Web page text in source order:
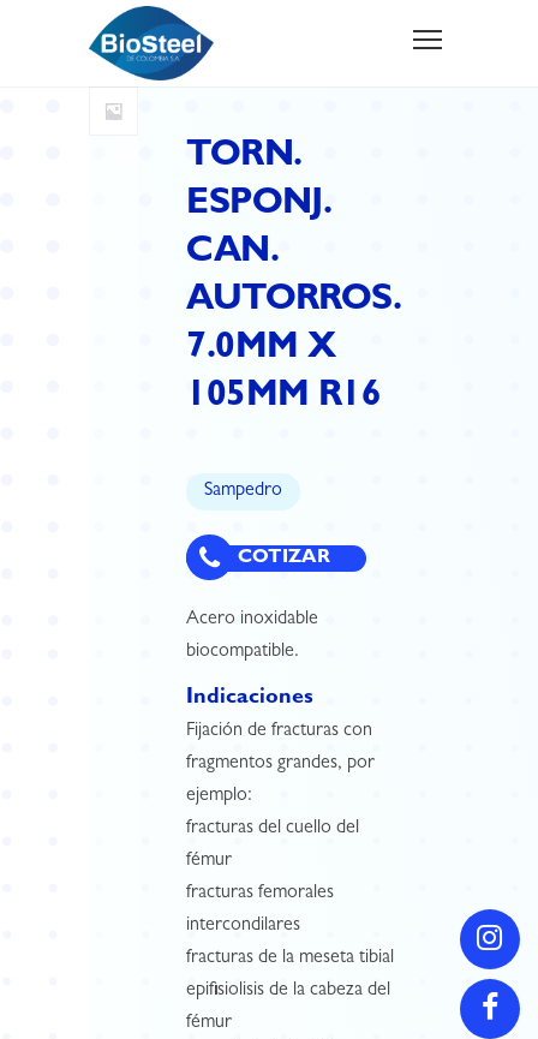
TORN.
ESPONJ.
CAN.
AUTORROS.
7.0MM X
105MM R16
Sampedro
COTIZAR
Acero inoxidable
biocompatible.
Indicaciones
Fijación de fracturas con
fragmentos grandes, por
ejemplo:
fracturas del cuello del
fémur
fracturas femorales
intercondilares
fracturas de la meseta tibial
epifisiolisis de la cabeza del
fémur